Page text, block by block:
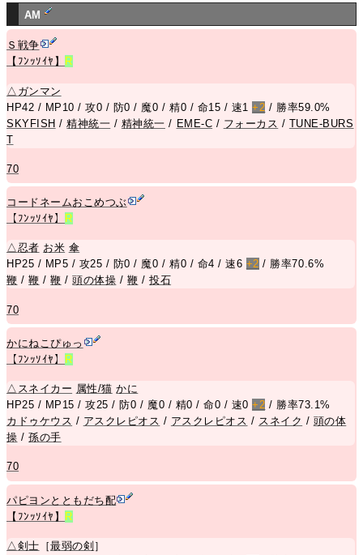
AM
Ｓ戦争
【ﾌﾝｯｿｲﾔ】
R
△ ガンマン
HP42 / MP10 / 攻0 / 防0 / 魔0 / 精0 / 命15 / 速1+2 / 勝率59.0%
SKYFISH /精神統一 / 精神統一 / EME-C / フォーカス / TUNE-BURS
T
70
コードネームおこめつぶ
【ﾌﾝｯｿｲﾔ】
R
△忍者 お米 傘
HP25 / MP5 / 攻25 / 防0 / 魔0 / 精0 / 命4 / 速6 +2 / 勝率70.6%
鞭 /鞭 /鞭 /頭の体操 / 鞭 /投石
70
かにねこぴゅっ
【ﾌﾝｯｿｲﾔ】
R
△ スネイカー 属性/猫 かに
HP25 / MP15 / 攻25 / 防0 / 魔0 / 精0 / 命0 / 速0+2 / 勝率73.1%
カドゥケウス / アスクレピオス / アスクレピオス / スネイク / 頭の体
操 /孫の手
70
パピヨンとともだち配
【ﾌﾝｯｿｲﾔ】
R
△剣士 ［最弱の剣 ］